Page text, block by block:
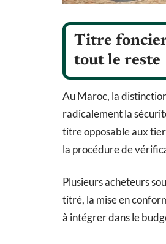
Titre
tout le reste
Au Maroc, la
radicalement la
titre opposable aux
la procédure de
Plusieurs acheteurs
titré, la mise en
à intégrer dans le